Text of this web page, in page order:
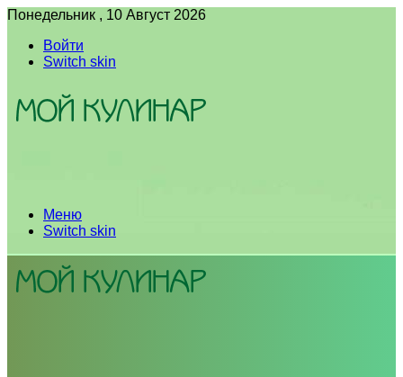
Понедельник , 10 Август 2026
Войти
Switch skin
Меню
Switch skin